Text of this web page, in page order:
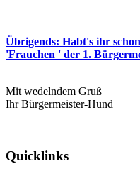
Übrigends: Habt's ihr
'Frauchen ' der 1.
Mit wedelndem Gruß
Ihr Bürgermeister-Hund
Quicklinks